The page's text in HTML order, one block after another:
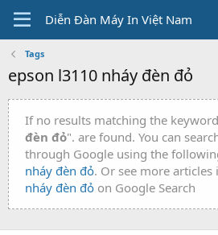
Diễn Đàn Máy In Việt Nam
Tags
epson l3110 nháy đèn đỏ
If no results matching the
đèn đỏ". are found. You can
through Google using the
nháy đèn đỏ. Or see more articles
nháy đèn đỏ on Google Search